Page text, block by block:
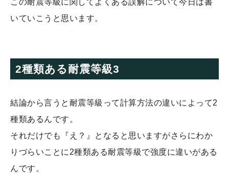
この耐震等級に関してよくある誤解について今日は書
いていこうと思います。
2種類ある耐震等級3
結論から言うと耐震等級って計算方法の違いによって2
種類あるんです。
それだけでも『え？』となると思いますがさらにわか
りづらいことに2種類ある耐震等級で強度に違いがある
んです。